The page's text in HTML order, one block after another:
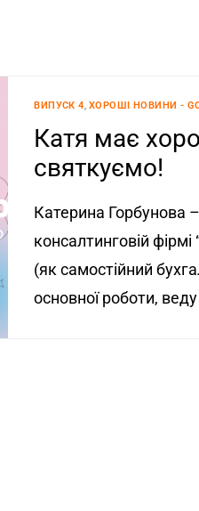
ВИПУСК 4, ХОРОШІ НОВИНИ -
Катя має
святкуємо!
Катерина Горбунова
консалтинговій
(як самостійний
основної роботи,